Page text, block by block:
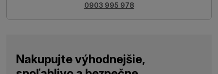
0903 995 978
Nakupujte výhodnejšie,